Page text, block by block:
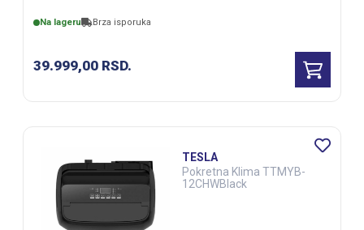
Na lageru Brza isporuka
39.999,00 RSD.
TESLA
Pokretna Klima TTMYB-
12CHWBlack